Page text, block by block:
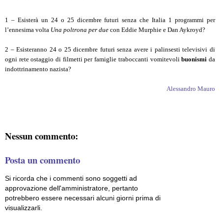
1 – Esisterà un 24 o 25 dicembre futuri senza che Italia 1 programmi per
l’ennesima volta Una poltrona per due con Eddie Murphie e Dan Aykroyd?
2 – Esisteranno 24 o 25 dicembre futuri senza avere i palinsesti televisivi di
ogni rete ostaggio di filmetti per famiglie traboccanti vomitevolibuonismi da
indottrinamento nazista?
Alessandro Mauro
Nessun commento:
Posta un commento
Si ricorda che i commenti sono soggetti ad
approvazione dell'amministratore, pertanto
potrebbero essere necessari alcuni giorni prima di
visualizzarli.